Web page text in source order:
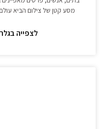
מסע קטן של צילום הביא
לצפייה